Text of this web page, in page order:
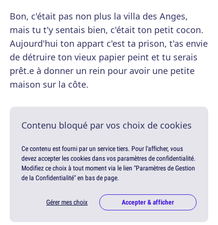
Bon, c'était pas non plus la villa des Anges,
mais tu t'y sentais bien, c'était ton petit cocon.
Aujourd'hui ton appart c'est ta prison, t'as envie
de détruire ton vieux papier peint et tu serais
prêt.e à donner un rein pour avoir une petite
maison sur la côte.
Contenu bloqué par vos choix de cookies
Ce contenu est fourni par un service tiers. Pour l'afficher, vous
devez accepter les cookies dans vos paramètres de confidentialité.
Modifiez ce choix à tout moment via le lien "Paramètres de Gestion
de la Confidentialité" en bas de page.
Gérer mes choix Accepter & afficher